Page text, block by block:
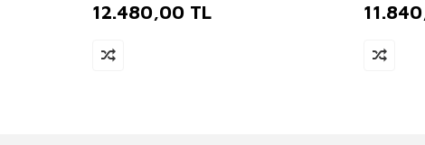
12.480,00 TL